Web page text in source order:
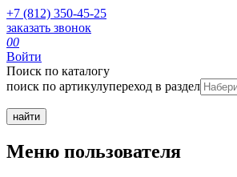
+7 (812) 350-45-25
заказать звонок
00
Войти
Поиск по каталогу
поиск по артикулупереход в раздел
Меню пользователя